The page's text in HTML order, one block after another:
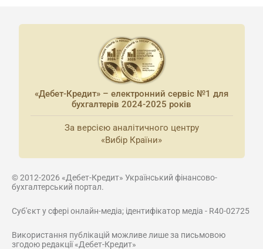
«Дебет-Кредит» – електронний сервіс №1 для
бухгалтерів 2024-2025 років
За версією аналітичного центру
«Вибір Країни»
© 2012-2026 «Дебет-Кредит» Український фінансово-
бухгалтерський портал.
Суб'єкт у сфері онлайн-медіа; ідентифікатор медіа - R40-02725
Використання публікацій можливе лише за письмовою
згодою редакції «Дебет-Кредит»